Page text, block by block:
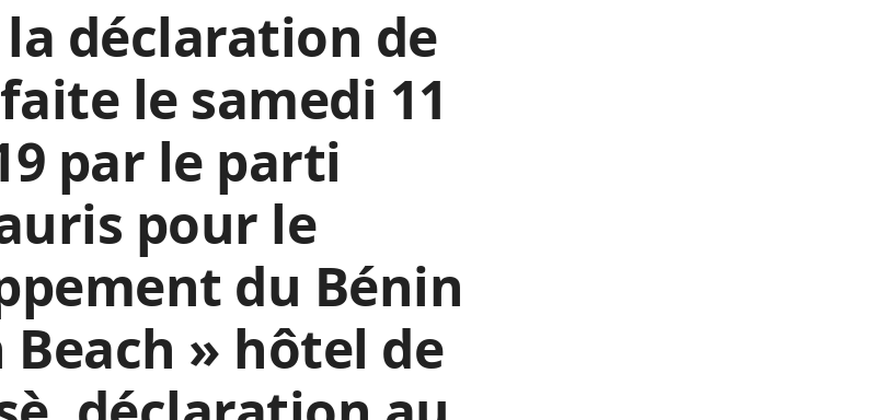
déclaration de
le samedi 11
par le parti
pour le
du Bénin
Beach » hôtel de